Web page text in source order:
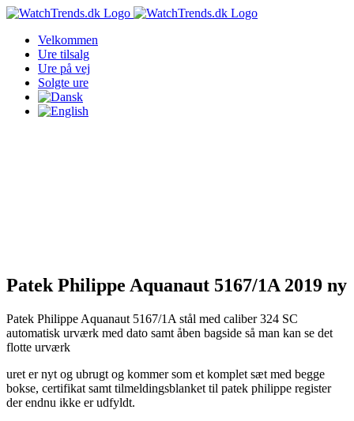
Skip
contentVelkommen
Ure tilsalg
Ure på vej
Solgte ure
Patek Philippe Aquanaut 5167/1A 2019 ny
Patek Philippe Aquanaut 5167/1A stål med caliber 324 SC
automatisk urværk med dato samt åben bagside så man kan se det
flotte urværk
uret er nyt og ubrugt og kommer som et komplet sæt med begge
bokse, certifikat samt tilmeldingsblanket til patek philippe register
der endnu ikke er udfyldt.